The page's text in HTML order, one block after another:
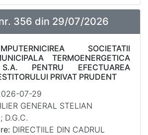
nr. 356 din 29/07/2026
SOCIETATII
TERMOENERGETICA
PENTRU EFECTUAREA
PRIVAT PRUDENT
07-29
GENERAL STELIAN
D.G.C.
DIRECTIILE DIN CADRUL